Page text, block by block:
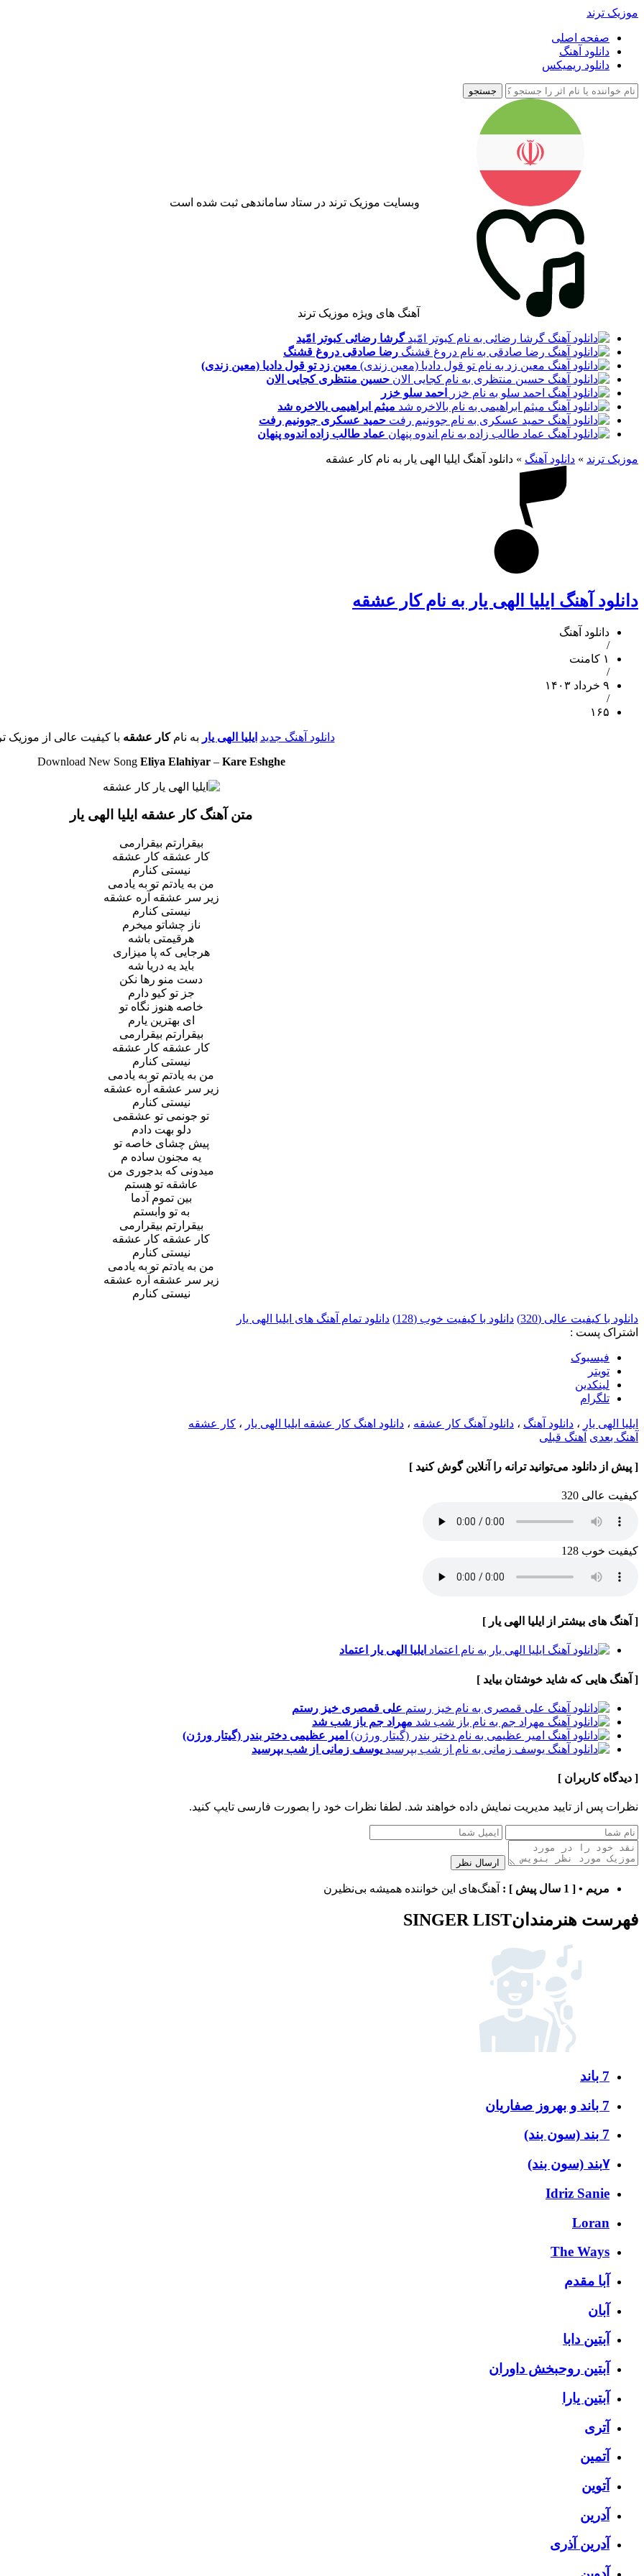
موزیک ترند
صفحه اصلی
دانلود آهنگ
دانلود ریمیکس
جستجو
وبسایت موزیک ترند در ستاد ساماندهی ثبت شده است
آهنگ های ویژه موزیک ترند
گرشا رضائیکبوتر امّید
رضا صادقی دروغ قشنگ
معین زدتو قول دادیا (معین زندی)
حسین منتظریکجایی الان
احمد سلو خزر
میثم ابراهیمی بالاخره شد
حمید عسکری جوونیم رفت
عماد طالب زاده اندوه پنهان
موزیک ترند » دانلود آهنگ » دانلود آهنگ ایلیا الهی یار به نام کار عشقه
دانلود آهنگ ایلیا الهی یار به نام کار عشقه
دانلود آهنگ
/
۱ کامنت
/
۹ خرداد ۱۴۰۳
/
۱۶۵
دانلود آهنگ جدید ایلیا الهی یار به نامکار عشقه با کیفیت عالی از موزیک
Download New Song Eliya Elahiyar– Kare Eshghe
متن آهنگ کار عشقه ایلیا الهی یار
بیقرارتم بیقرارمی
کار عشقه کار عشقه
نیستی کنارم
من به یادتم تو به یادمی
زیر سر عشقه آره عشقه
نیستی کنارم
ناز چشاتو میخرم
هرقیمتی باشه
هرجایی که پا میزاری
باید یه دریا شه
دست منو رها نکن
جز تو کیو دارم
خاصه هنوز نگاه تو
ای بهترین یارم
بیقرارتم بیقرارمی
کار عشقه کار عشقه
نیستی کنارم
من به یادتم تو به یادمی
زیر سر عشقه آره عشقه
نیستی کنارم
تو جونمی تو عشقمی
دلو بهت دادم
پیش چشای خاصه تو
یه مجنون ساده م
میدونی که بدجوری من
عاشقه تو هستم
بین تموم آدما
به تو وابستم
بیقرارتم بیقرارمی
کار عشقه کار عشقه
نیستی کنارم
من به یادتم تو به یادمی
زیر سر عشقه آره عشقه
نیستی کنارم
دانلود با کیفیت عالی (320) دانلود با کیفیت خوب (128)
دانلود تمام آهنگ های ایلیا الهی یار
اشتراک پست :
فيسبوک
تويتر
لینکدین
تلگرام
ایلیا الهی یار ، دانلود آهنگ ، دانلود آهنگ کار عشقه ، دانلود اهنگ کار عشقه ایلیا الهی یار ، کار عشقه
آهنگ بعدی آهنگ قبلی
[ پیش از دانلود می‌توانید ترانه را آنلاین گوش کنید ]
کیفیت عالی 320
کیفیت خوب 128
[ آهنگ های بیشتر از ایلیا الهی یار ]
ایلیا الهی یار اعتماد
[ آهنگ هایی که شاید خوشتان بیاید ]
علی قمصری خیز رستم
مهراد جم باز شب شد
امیر عظیمی دختر بندر (گیتار ورژن)
یوسف زمانی از شب بپرسید
[ دیدگاه کاربران ]
نظرات پس از تایید مدیریت نمایش داده خواهند شد. لطفا نظرات خود را بصورت فارسی تایپ کنید.
ارسال نظر
مریم • [ 1 سال پیش ] : آهنگ‌های این خواننده همیشه بی‌نظیرن
فهرست هنرمندانSINGER LIST
7 باند
7 باند و بهروز صفاریان
7 بند (سون بند)
۷بند (سون بند)
Idriz Sanie
Loran
The Ways
آبا مقدم
آبان
آبتین دابا
آبتین روحبخش داوران
آبتین یارا
آتری
آتمین
آتوین
آدرین
آدرین آذری